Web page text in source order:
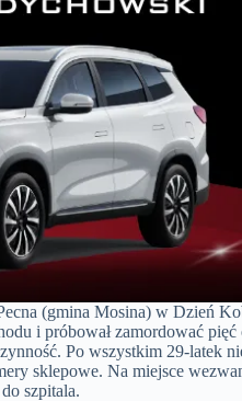
(gmina Mosina) w Dzień
i próbował zamordować
Po wszystkim 29-latek
sklepowe. Na miejsce
szpitala.